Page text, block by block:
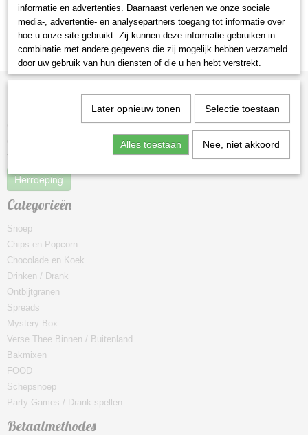
Voorwaarden
Herroeping
Categorieën
Snoep
Chips en Popcorn
Chocolade en Koek
Drinken / Drank
Ontbijtgranen
Spreads
Mystery Box
Verse Thee Binnen / Buitenland
Bakmixen
FOOD
Schepsnoep
Party Games / Drank spellen
Betaalmethodes
informatie en advertenties. Daarnaast verlenen we onze sociale
media-, advertentie- en analysepartners toegang tot informatie over
hoe u onze site gebruikt. Zij kunnen deze informatie gebruiken in
combinatie met andere gegevens die zij mogelijk hebben verzameld
door uw gebruik van hun diensten of die u hen hebt verstrekt.
Later opnieuw tonen Selectie toestaan
Alles toestaan Nee, niet akkoord